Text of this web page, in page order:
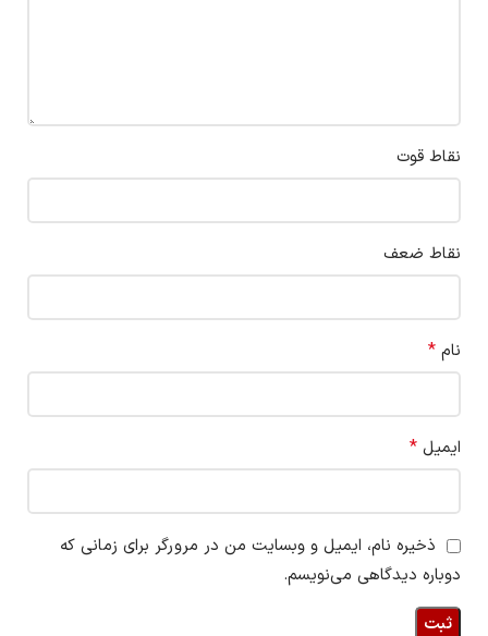
نقاط قوت
نقاط ضعف
نام *
ایمیل *
ذخیره نام، ایمیل و وبسایت من در مرورگر برای زمانی که
دوباره دیدگاهی می‌نویسم.